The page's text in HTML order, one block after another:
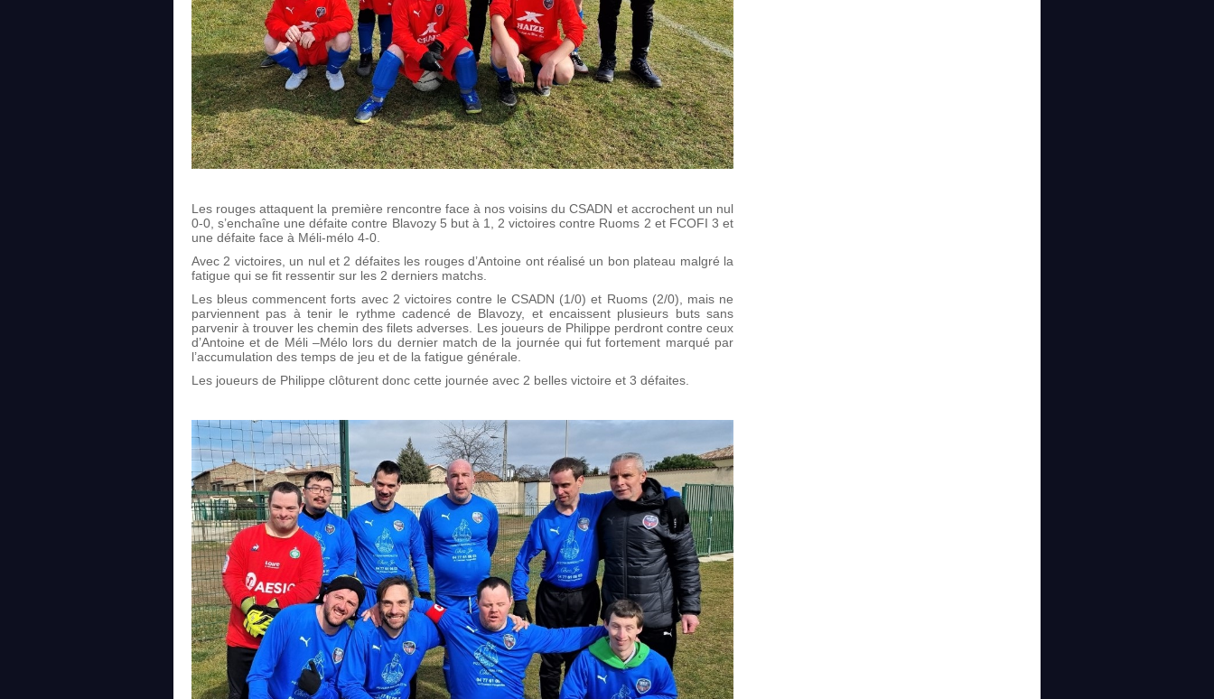
Les rouges attaquent la première rencontre face à nos voisins du CSADN et accrochent un nul
0-0, s’enchaîne une défaite contre Blavozy 5 but à 1, 2 victoires contre Ruoms 2 et FCOFI 3 et
une défaite face à Méli-mélo 4-0.
Avec 2 victoires, un nul et 2 défaites les rouges d’Antoine ont réalisé un bon plateau malgré la
fatigue qui se fit ressentir sur les 2 derniers matchs.
Les bleus commencent forts avec 2 victoires contre le CSADN (1/0) et Ruoms (2/0), mais ne
parviennent pas à tenir le rythme cadencé de Blavozy, et encaissent plusieurs buts sans
parvenir à trouver les chemin des filets adverses. Les joueurs de Philippe perdront contre ceux
d’Antoine et de Méli –Mélo lors du dernier match de la journée qui fut fortement marqué par
l’accumulation des temps de jeu et de la fatigue générale.
Les joueurs de Philippe clôturent donc cette journée avec 2 belles victoire et 3 défaites.